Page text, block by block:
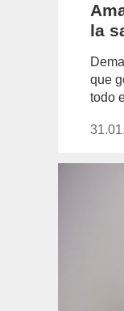
la
que
todo